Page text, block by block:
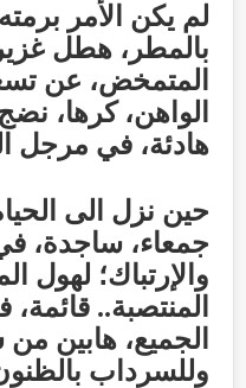
لم يكن الأمر
بالمطر، هطل
المتمخض، عن
الواهن، كرها،
هادئة، في مرجل
حين نزل الى
جمعاء، ساجدة،
والإرتباك؛ لهول
المنتصبة..
الجميع، هابين من
وللسرداب